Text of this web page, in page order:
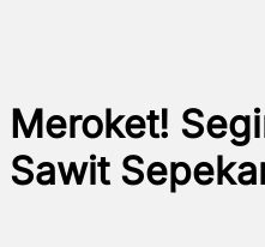
Meroket!
Sawit